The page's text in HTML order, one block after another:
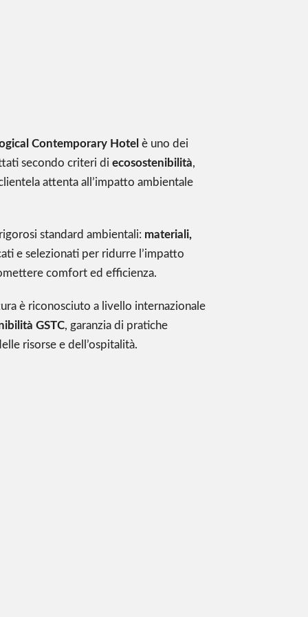
Contemporary Hotel è uno dei
secondo criteri di ecosostenibilità,
attenta all’impatto ambientale
standard ambientali: materiali,
e selezionati per ridurre l’impatto
comfort ed efficienza.
è riconosciuto a livello internazionale
GSTC, garanzia di pratiche
risorse e dell’ospitalità.